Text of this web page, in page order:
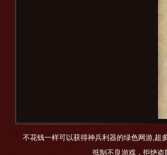
不花钱一样可以获得神兵利器的绿色网游,超
抵制不良游戏，拒绝